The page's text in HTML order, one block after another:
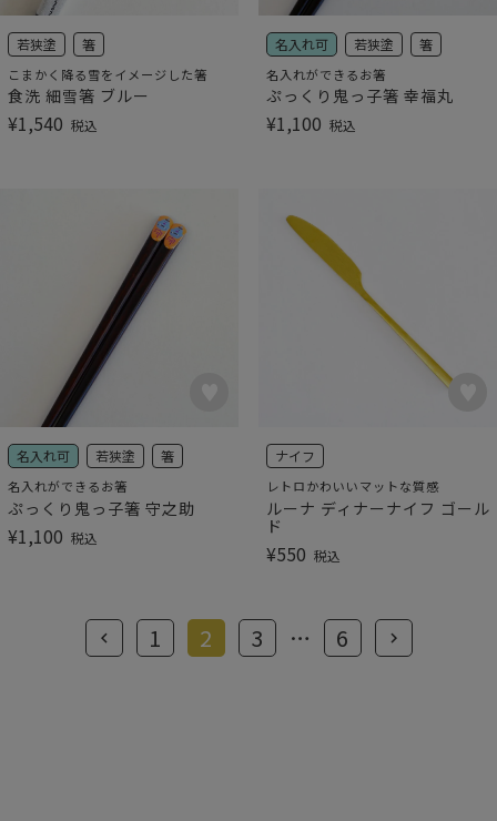
若狭塗 箸
こまかく降る雪をイメージした箸
食洗 細雪箸 ブルー
¥1,540 税込
名入れ可 若狭塗 箸
名入れができるお箸
ぷっくり鬼っ子箸 幸福丸
¥1,100 税込
名入れ可 若狭塗 箸
名入れができるお箸
ぷっくり鬼っ子箸 守之助
¥1,100 税込
ナイフ
レトロかわいいマットな質感
ルーナ ディナーナイフ ゴール
ド
¥550 税込
1 2 3 … 6